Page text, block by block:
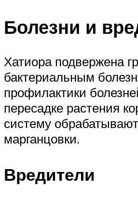
Болезни и
Хатиора подвержена
бактериальным
профилактики
пересадке растения
систему
марганцовки.
Вредители